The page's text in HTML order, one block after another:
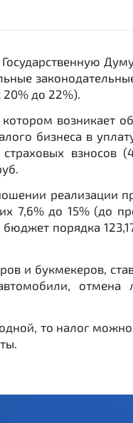
20% до 22%).
возникает
бизнеса в
реализации
7,6% до 15% (до
порядка
и букмекеров,
отмена
то налог